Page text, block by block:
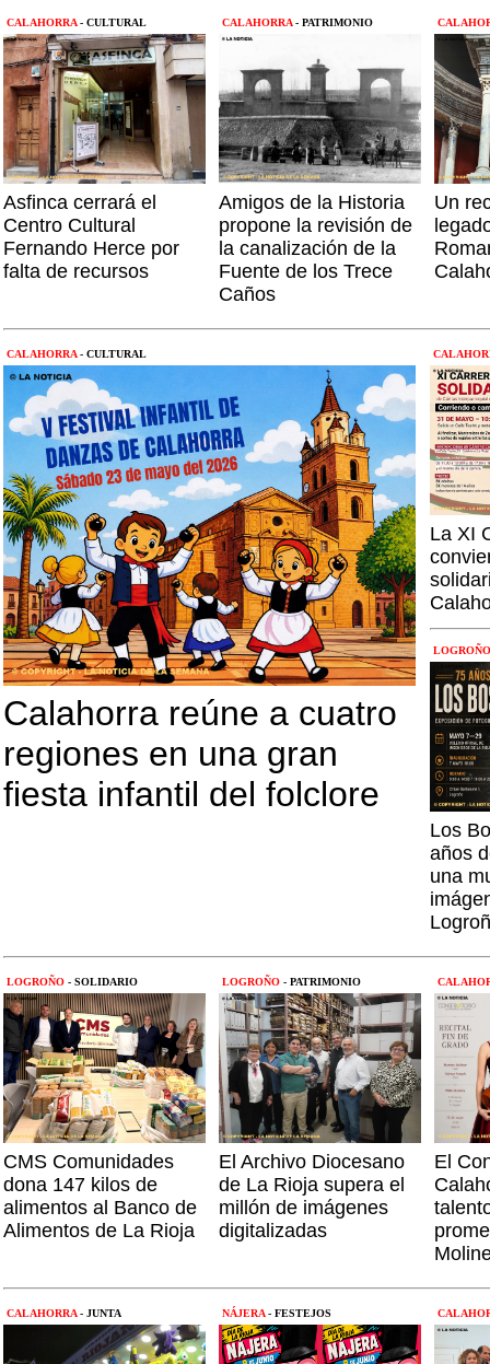
CALAHORRA- CULTURAL
Asfinca cerrará el
Centro Cultural
Fernando Herce por
falta de recursos
CALAHORRA- PATRIMONIO
Amigos de la Historia
propone la revisión de
la canalización de la
Fuente de los Trece
Caños
Un
CALAHORRA- CULTURAL
Calahorra reúne a cuatro
regiones en una gran
fiesta infantil del folclore
La XI
Los
años
una
LOGROÑO - SOLIDARIO
CMS Comunidades
dona 147 kilos de
alimentos al Banco de
Alimentos de La Rioja
LOGROÑO - PATRIMONIO
El Archivo Diocesano
de La Rioja supera el
millón de imágenes
digitalizadas
El
CALAHORRA- JUNTA NÁJERA- FESTEJOS